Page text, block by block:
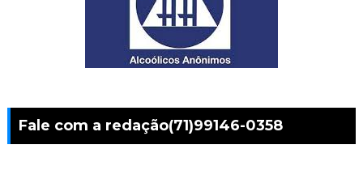
Fale com a redação(71)99146-0358